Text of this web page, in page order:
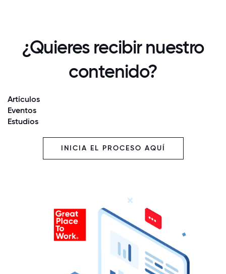
¿Quieres recibir nuestro
contenido?
Artículos
Eventos
Estudios
INICIA EL PROCESO AQUÍ